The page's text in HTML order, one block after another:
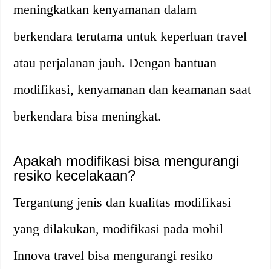
meningkatkan kenyamanan dalam
berkendara terutama untuk keperluan travel
atau perjalanan jauh. Dengan bantuan
modifikasi, kenyamanan dan keamanan saat
berkendara bisa meningkat.
Apakah modifikasi bisa mengurangi
resiko kecelakaan?
Tergantung jenis dan kualitas modifikasi
yang dilakukan, modifikasi pada mobil
Innova travel bisa mengurangi resiko